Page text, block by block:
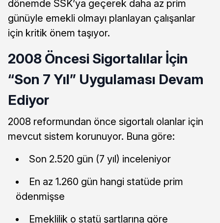
dönemde SSK’ya geçerek daha az prim
günüyle emekli olmayı planlayan çalışanlar
için kritik önem taşıyor.
2008 Öncesi Sigortalılar İçin
“Son 7 Yıl” Uygulaması Devam
Ediyor
2008 reformundan önce sigortalı olanlar için
mevcut sistem korunuyor. Buna göre:
Son 2.520 gün (7 yıl) inceleniyor
En az 1.260 gün hangi statüde prim
ödenmişse
Emeklilik o statü şartlarına göre